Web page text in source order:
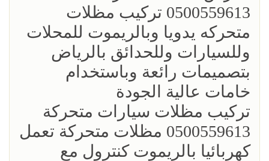
0500559613 تركيب مظلات
متحركه يدويا وبالريموت للمحلات
وللسيارات وللحدائق بالرياض
بتصميمات رائعة وباستخدام
خامات عالية الجودة
تركيب مظلات سيارات متحركة
0500559613 مظلات متحركة تعمل
كهربائيا بالريموت كنترول مع